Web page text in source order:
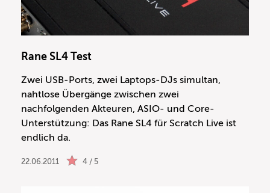
Rane SL4 Test
Zwei USB-Ports, zwei Laptops-DJs simultan,
nahtlose Übergänge zwischen zwei
nachfolgenden Akteuren, ASIO- und Core-
Unterstützung: Das Rane SL4 für Scratch Live ist
endlich da.
22.06.2011 4 / 5